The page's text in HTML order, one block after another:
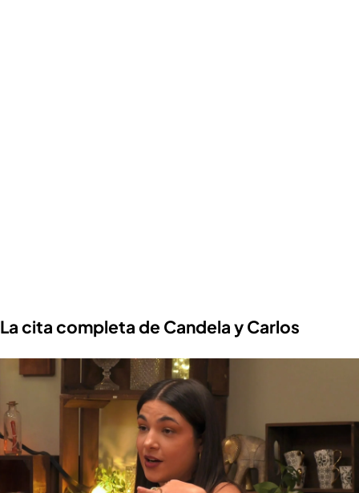
La cita completa de Candela y Carlos